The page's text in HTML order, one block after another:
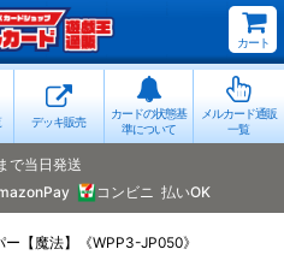
カート
デッキ販売
カードの状態基
準について
メルカード通販
一覧
で当日発送
コンビニ 払いOK
【魔法】《WPP3-JP050》